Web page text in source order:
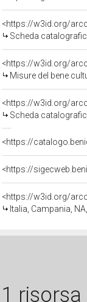
<https://w3id.org/
Scheda
<https://w3id.org/
Misure del bene
<https://w3id.org/
Scheda
<https://
<https://
<https://w3id.org/
Italia, Campania,
1 risorsa